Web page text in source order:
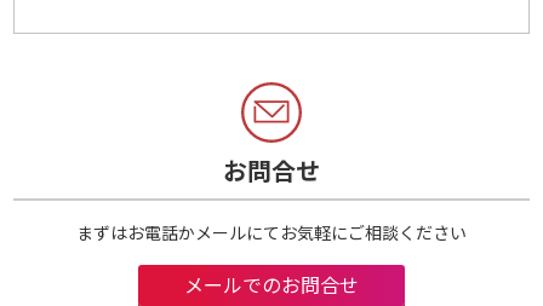
お問合せ
まずはお電話かメールにてお気軽にご相談ください
メールでのお問合せ